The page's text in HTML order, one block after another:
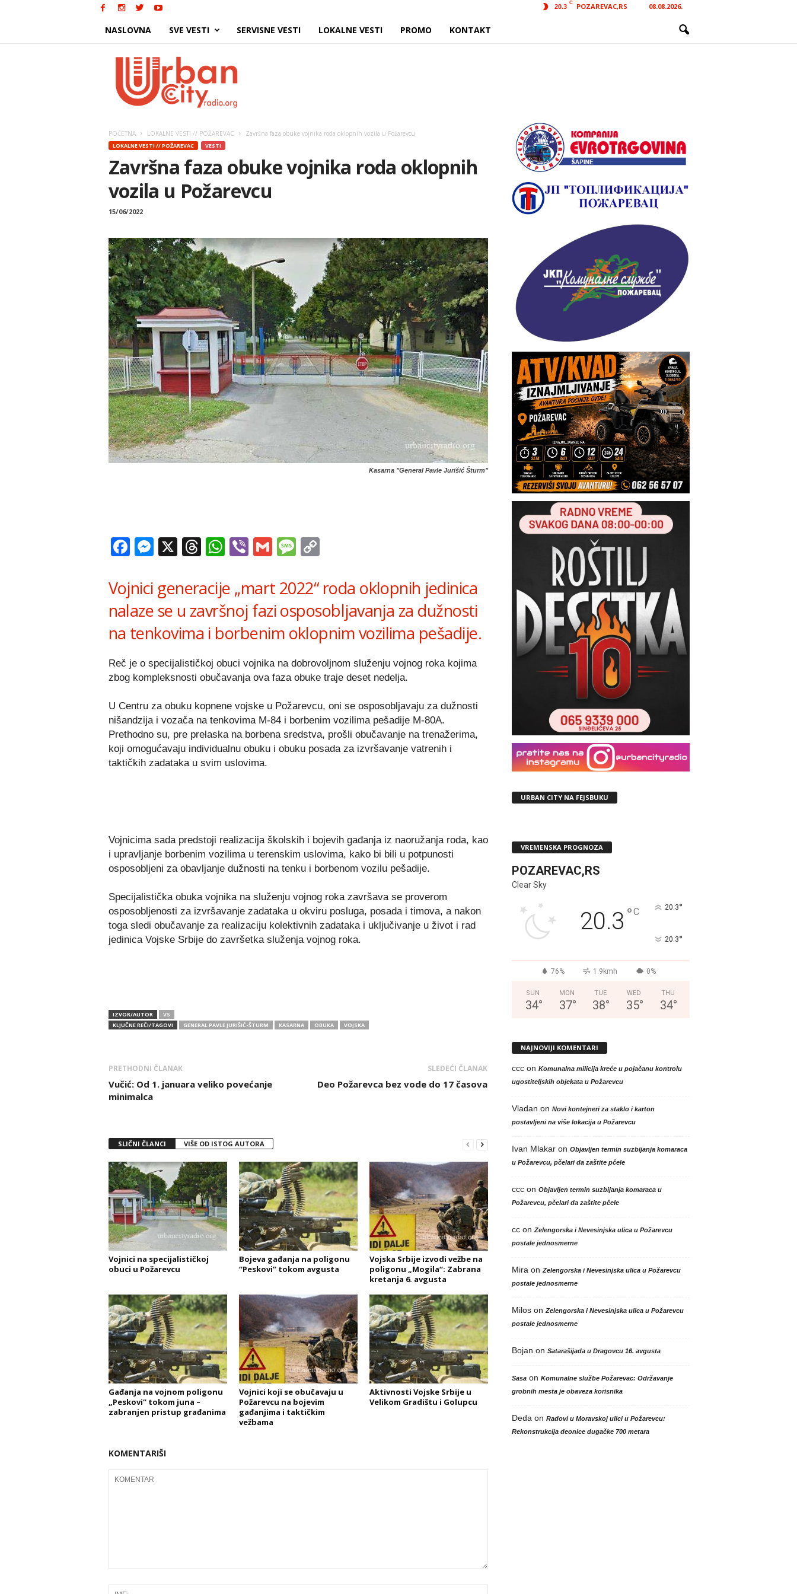
20.3
C POZAREVAC,RS 08.08.2026.
NASLOVNA SVE VESTI SERVISNE VESTI LOKALNE VESTI PROMO KONTAKT
POČETNA LOKALNE VESTI // POŽAREVAC Završna faza obuke vojnika roda oklopnih vozila u Požarevcu
LOKALNE VESTI // POŽAREVAC VESTI
Završna faza obuke vojnika roda oklopnih
vozila u Požarevcu
15/06/2022
Kasarna "General Pavle Jurišić Šturm"
Facebook
Messenger
X Threads
WhatsApp
ViberGmailMessage
Vojnici generacije „mart 2022“ roda oklopnih jedinica
nalaze se u završnoj fazi osposobljavanja za dužnosti
na tenkovima i borbenim oklopnim vozilima pešadije.
Reč je o specijalističkoj obuci vojnika na dobrovoljnom služenju vojnog roka kojima
zbog kompleksnosti obučavanja ova faza obuke traje deset nedelja.
U Centru za obuku kopnene vojske u Požarevcu, oni se osposobljavaju za dužnosti
nišandzija i vozača na tenkovima M-84 i borbenim vozilima pešadije M-80A.
Prethodno su, pre prelaska na borbena sredstva, prošli obučavanje na trenažerima,
koji omogućavaju individualnu obuku i obuku posada za izvršavanje vatrenih i
taktičkih zadataka u svim uslovima.
Vojnicima sada predstoji realizacija školskih i bojevih gađanja iz naoružanja roda, kao
i upravljanje borbenim vozilima u terenskim uslovima, kako bi bili u potpunosti
osposobljeni za obavljanje dužnosti na tenku i borbenom vozilu pešadije.
Specijalistička obuka vojnika na služenju vojnog roka završava se proverom
osposobljenosti za izvršavanje zadataka u okviru posluga, posada i timova, a nakon
toga sledi obučavanje za realizaciju kolektivnih zadataka i uključivanje u život i rad
jedinica Vojske Srbije do završetka služenja vojnog roka.
IZVOR/AUTOR
VS
KLJUČNE REČI/TAGOVI
GENERAL PAVLE JURIŠIĆ-ŠTURM KASARNA OBUKA VOJSKA
PRETHODNI ČLANAK
Vučić: Od 1. januara veliko povećanje
minimalca
SLEDEĆI ČLANAK
Deo Požarevca bez vode do 17 časova
SLIČNI ČLANCI VIŠE OD ISTOG AUTORA
Vojnici na specijalističkoj
obuci u Požarevcu
Bojeva gađanja na poligonu
“Peskovi” tokom avgusta
Vojska Srbije izvodi vežbe na
poligonu „Mogila“: Zabrana
kretanja 6. avgusta
Gađanja na vojnom poligonu
„Peskovi“ tokom juna –
zabranjen pristup građanima
Vojnici koji se obučavaju u
Požarevcu na bojevim
gađanjima i taktičkim
vežbama
Aktivnosti Vojske Srbije u
Velikom Gradištu i Golupcu
KOMENTARIŠI
URBAN CITY NA FEJSBUKU
VREMENSKA PROGNOZA
POZAREVAC,RS
Clear Sky
20.3 °C 20.3°
20.3°
76% 1.9kmh 0%
SUN
34°
MON
37°
TUE
38°
WED
35°
THU
34°
NAJNOVIJI KOMENTARI
cccon Komunalna milicija kreće u pojačanu kontrolu
ugostiteljskih objekata u Požarevcu
Vladan on Novi kontejneri za staklo i karton
postavljeni na više lokacija u Požarevcu
Ivan Mlakaron Objavljen termin suzbijanja komaraca
u Požarevcu, pčelari da zaštite pčele
cccon Objavljen termin suzbijanja komaraca u
Požarevcu, pčelari da zaštite pčele
ccon Zelengorska i Nevesinjska ulica u Požarevcu
postale jednosmerne
Mira on Zelengorska i Nevesinjska ulica u Požarevcu
postale jednosmerne
Miloson Zelengorska i Nevesinjska ulica u Požarevcu
postale jednosmerne
Bojan on Satarašijada u Dragovcu 16. avgusta
Sasaon Komunalne službe Požarevac: Održavanje
grobnih mesta je obaveza korisnika
Deda on Radovi u Moravskoj ulici u Požarevcu:
Rekonstrukcija deonice dugačke 700 metara